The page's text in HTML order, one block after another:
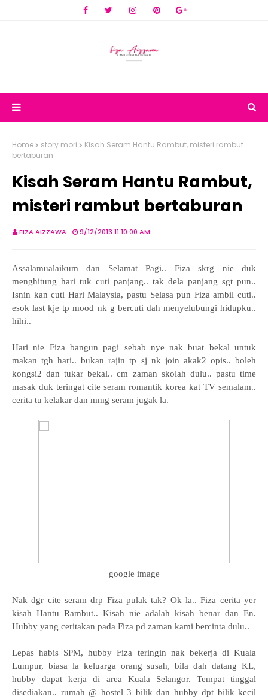
Home story mori
Kisah Seram Hantu Rambut, misteri rambut
bertaburan
Kisah Seram Hantu Rambut,
misteri rambut bertaburan
FIZA AIZZAWA 9/12/2013 11:10:00 AM
Assalamualaikum dan Selamat Pagi.. Fiza skrg nie duk
menghitung hari tuk cuti panjang.. tak dela panjang sgt pun..
Isnin kan cuti Hari Malaysia, pastu Selasa pun Fiza ambil cuti..
esok last kje tp mood nk g bercuti dah menyelubungi hidupku..
hihi..
Hari nie Fiza bangun pagi sebab nye nak buat bekal untuk
makan tgh hari.. bukan rajin tp sj nk join akak2 opis.. boleh
kongsi2 dan tukar bekal.. cm zaman skolah dulu.. pastu time
masak duk teringat cite seram romantik korea kat TV semalam..
cerita tu kelakar dan mmg seram jugak la.
google image
Nak dgr cite seram drp Fiza pulak tak? Ok la.. Fiza cerita yer
kisah Hantu Rambut.. Kisah nie adalah kisah benar dan En.
Hubby yang ceritakan pada Fiza pd zaman kami bercinta dulu..
Lepas habis SPM, hubby Fiza teringin nak bekerja di Kuala
Lumpur, biasa la keluarga orang susah, bila dah datang KL,
hubby dapat kerja di area Kuala Selangor. Tempat tinggal
disediakan.. rumah @ hostel 3 bilik dan hubby dpt bilik kecil